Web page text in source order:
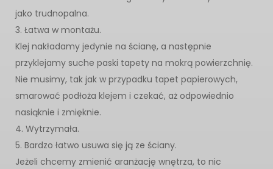
jako trudnopalna.
3. Łatwa w montażu.
Klej nakładamy jedynie na ścianę, a następnie
przyklejamy suche paski tapety na mokrą powierzchnię.
Nie musimy, tak jak w przypadku tapet papierowych,
smarować podłoża klejem i czekać, aż odpowiednio
nasiąknie i zmięknie.
4. Wytrzymała.
5. Bardzo łatwo usuwa się ją ze ściany.
Jeżeli chcemy zmienić aranżację wnętrza, to nic